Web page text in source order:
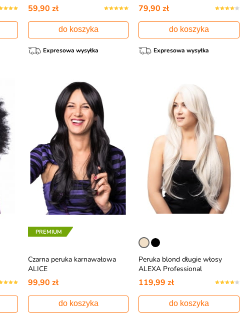
59,90 zł
do koszyka
Expresowa wysyłka
79,90 zł
do koszyka
Expresowa wysyłka
PREMIUM
Czarna peruka karnawałowa
ALICE
99,90 zł
do koszyka
Peruka blond długie włosy
ALEXA Professional
119,99 zł
do koszyka